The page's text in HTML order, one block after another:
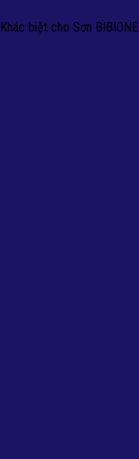
biệt cho Sơn BIBIONE